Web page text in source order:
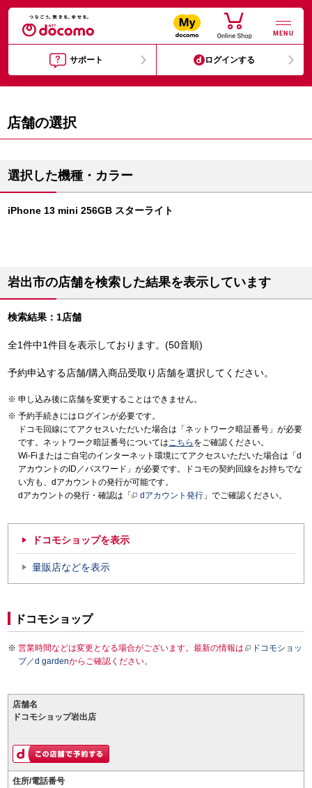
MENU
サポート ログインする
店舗の選択
選択した機種・カラー
iPhone 13 mini 256GB スターライト
岩出市の店舗を検索した結果を表示しています
検索結果：1店舗
全1件中1件目を表示しております。(50音順)
予約申込する店舗/購入商品受取り店舗を選択してください。
申し込み後に店舗を変更することはできません。
予約手続きにはログインが必要です。
ドコモ回線にてアクセスいただいた場合は「ネットワーク暗証番号」が必要
です。ネットワーク暗証番号についてはこちら をご確認ください。
Wi-Fiまたはご自宅のインターネット環境にてアクセスいただいた場合は「d
アカウントのID／パスワード」が必要です。ドコモの契約回線をお持ちでな
い方も、dアカウントの発行が可能です。
dアカウントの発行・確認は「
dアカウント発行 」でご確認ください。
ドコモショップを表示
量販店などを表示
ドコモショップ
営業時間などは変更となる場合がございます。最新の情報は
ドコモショッ
プ／d gardenからご確認ください。
店舗名
ドコモショップ岩出店
住所/電話番号